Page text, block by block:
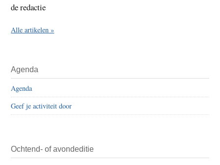
de redactie
Alle artikelen »
Agenda
Agenda
Geef je activiteit door
Ochtend- of avondeditie